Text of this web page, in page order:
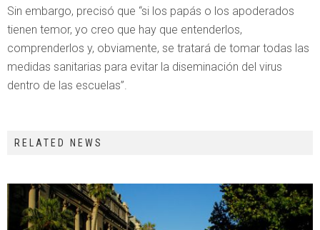
Sin embargo, precisó que “si los papás o los apoderados
tienen temor, yo creo que hay que entenderlos,
comprenderlos y, obviamente, se tratará de tomar todas las
medidas sanitarias para evitar la diseminación del virus
dentro de las escuelas”.
RELATED NEWS